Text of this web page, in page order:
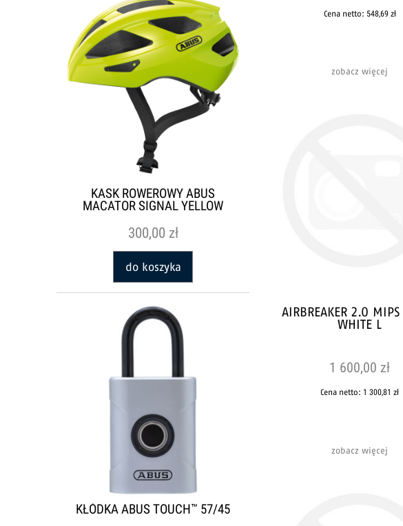
KASK ROWEROWY ABUS
MACATOR SIGNAL YELLOW
300,00 zł
do koszyka
KŁÓDKA ABUS TOUCH™ 57/45
Cena netto: 548,69 zł
zobacz więcej
AIRBREAKER 2.0
WHITE L
1 600,00 zł
Cena netto: 1 300,81 zł
zobacz więcej